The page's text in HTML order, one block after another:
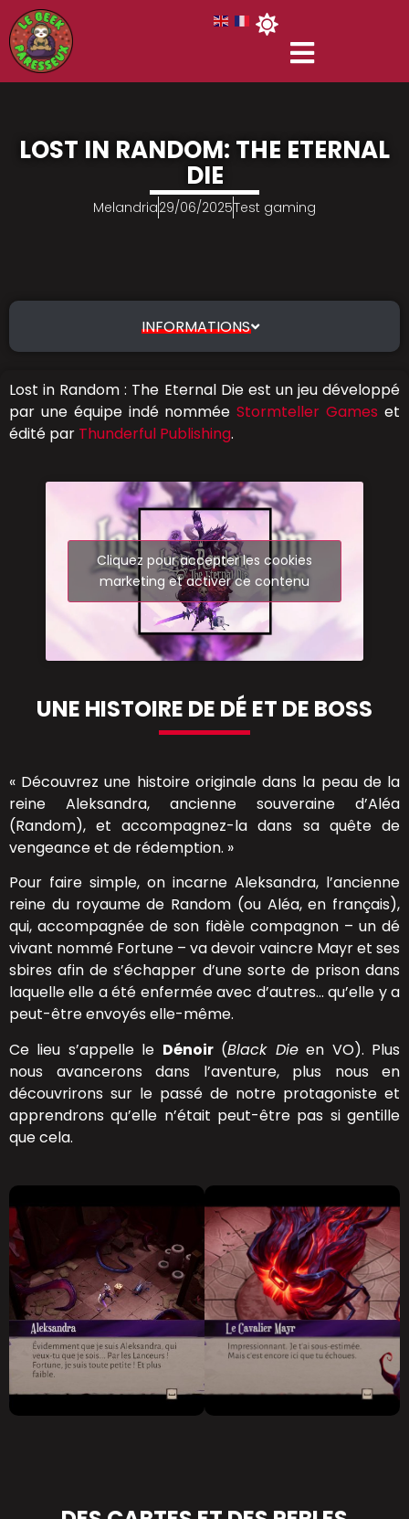
LOST IN RANDOM: THE ETERNAL
DIE
Melandria29/06/2025Test gaming
INFORMATIONS
Lost in Random : The Eternal Die est un jeu développé
par une équipe indé nommée Stormteller Games et
édité par Thunderful Publishing.
Cliquez pour accepter les cookies
marketing et activer ce contenu
UNE HISTOIRE DE DÉ ET DE BOSS
« Découvrez une histoire originale dans la peau de la
reine Aleksandra, ancienne souveraine d’Aléa
(Random), et accompagnez-la dans sa quête de
vengeance et de rédemption. »
Pour faire simple, on incarne Aleksandra, l’ancienne
reine du royaume de Random (ou Aléa, en français),
qui, accompagnée de son fidèle compagnon – un dé
vivant nommé Fortune – va devoir vaincre Mayr et ses
sbires afin de s’échapper d’une sorte de prison dans
laquelle elle a été enfermée avec d’autres… qu’elle y a
peut-être envoyés elle-même.
Ce lieu s’appelle le Dénoir(Black Dieen VO). Plus
nous avancerons dans l’aventure, plus nous en
découvrirons sur le passé de notre protagoniste et
apprendrons qu’elle n’était peut-être pas si gentille
que cela.